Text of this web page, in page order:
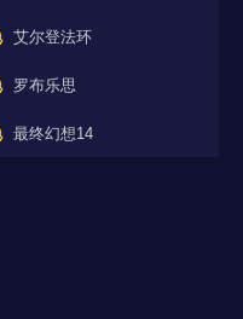
艾尔登法环
罗布乐思
最终幻想14